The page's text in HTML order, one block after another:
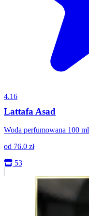
4.16
Lattafa Asad
Woda perfumowana 100 ml
od 76.0 zł
53